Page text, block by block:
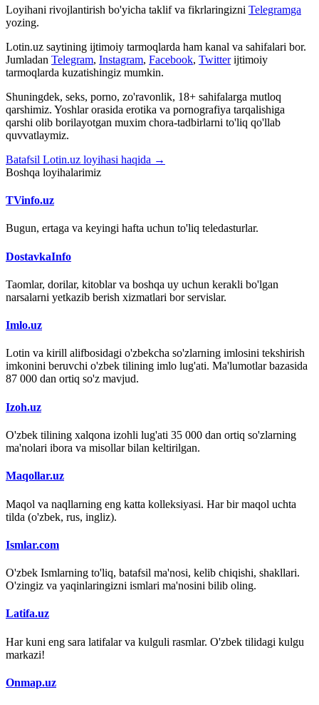
Loyihani rivojlantirish bo'yicha taklif va fikrlaringizni Telegramga
yozing.
Lotin.uz saytining ijtimoiy tarmoqlarda ham kanal va sahifalari bor.
Jumladan Telegram, Instagram, Facebook, Twitter ijtimoiy
tarmoqlarda kuzatishingiz mumkin.
Shuningdek, seks, porno, zo'ravonlik, 18+ sahifalarga mutloq
qarshimiz. Yoshlar orasida erotika va pornografiya tarqalishiga
qarshi olib borilayotgan muxim chora-tadbirlarni to'liq qo'llab
quvvatlaymiz.
Batafsil Lotin.uz loyihasi haqida →
Boshqa loyihalarimiz
TVinfo.uz
Bugun, ertaga va keyingi hafta uchun to'liq teledasturlar.
DostavkaInfo
Taomlar, dorilar, kitoblar va boshqa uy uchun kerakli bo'lgan
narsalarni yetkazib berish xizmatlari bor servislar.
Imlo.uz
Lotin va kirill alifbosidagi o'zbekcha so'zlarning imlosini tekshirish
imkonini beruvchi o'zbek tilining imlo lug'ati. Ma'lumotlar bazasida
87 000 dan ortiq so'z mavjud.
Izoh.uz
O'zbek tilining xalqona izohli lug'ati 35 000 dan ortiq so'zlarning
ma'nolari ibora va misollar bilan keltirilgan.
Maqollar.uz
Maqol va naqllarning eng katta kolleksiyasi. Har bir maqol uchta
tilda (o'zbek, rus, ingliz).
Ismlar.com
O'zbek Ismlarning to'liq, batafsil ma'nosi, kelib chiqishi, shakllari.
O'zingiz va yaqinlaringizni ismlari ma'nosini bilib oling.
Latifa.uz
Har kuni eng sara latifalar va kulguli rasmlar. O'zbek tilidagi kulgu
markazi!
Onmap.uz